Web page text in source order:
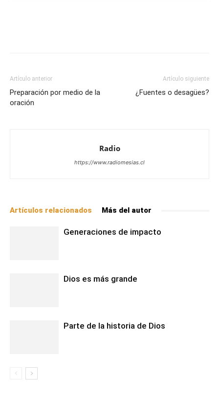
Artículo anterior
Preparación por medio de la
oración
Artículo siguiente
¿Fuentes o desagües?
Radio
https://www.radiomesias.cl
Artículos relacionados Más del autor
Generaciones de impacto
Dios es más grande
Parte de la historia de Dios